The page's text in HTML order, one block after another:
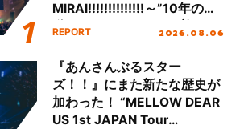
MIRAI!!!!!!!!!!!!!!～”10年の活
動を経てファイナルを迎える
REPORT 2026.08.06
『あんさんぶるスター
ズ！！』にまた新たな歴史が
加わった！ “MELLOW DEAR
US 1st JAPAN Tour